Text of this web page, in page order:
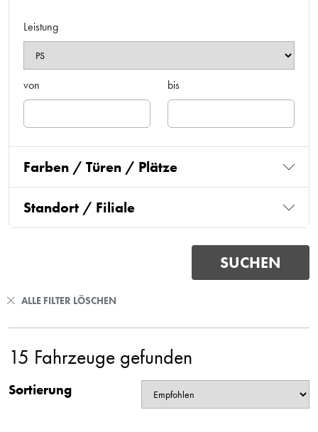
Leistung
von bis
Farben / Türen / Plätze
Standort / Filiale
ALLE FILTER LÖSCHEN
15 Fahrzeuge gefunden
Sortierung